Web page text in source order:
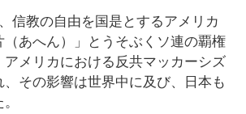
信教の自由を国是とするアメリカ
（あへん）」とうそぶくソ連の覇権
メリカにおける反共マッカーシズ
その影響は世界中に及び、日本も